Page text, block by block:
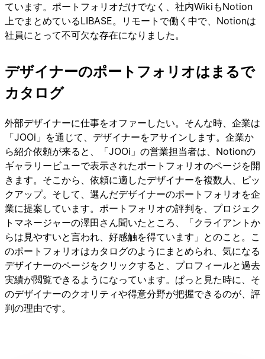
ています。ポートフォリオだけでなく、社内WikiもNotion
上でまとめているLIBASE。リモートで働く中で、Notionは
社員にとって不可欠な存在になりました。
デザイナーのポートフォリオはまるで
カタログ
外部デザイナーに仕事をオファーしたい。そんな時、企業は
「JOOi」を通じて、デザイナーをアサインします。企業か
ら紹介依頼が来ると、「JOOi」の営業担当者は、Notionの
ギャラリービューで表示されたポートフォリオのページを開
きます。そこから、依頼に適したデザイナーを複数人、ピッ
クアップ。そして、選んだデザイナーのポートフォリオを企
業に提案しています。ポートフォリオの評判を、プロジェク
トマネージャーの澤田さん聞いたところ、「クライアントか
らは見やすいと言われ、好感触を得ています」とのこと。こ
のポートフォリオはカタログのようにまとめられ、気になる
デザイナーのページをクリックすると、プロフィールと過去
実績が閲覧できるようになっています。ぱっと見た時に、そ
のデザイナーのクオリティや得意分野が把握できるのが、評
判の理由です。